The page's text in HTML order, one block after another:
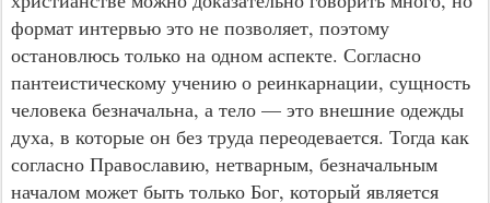
формат интервью это не позволяет, поэтому
остановлюсь только на одном аспекте. Согласно
пантеистическому учению о реинкарнации, сущность
человека безначальна, а тело — это внешние одежды
духа, в которые он без труда переодевается. Тогда как
согласно Православию, нетварным, безначальным
началом может быть только Бог, который является